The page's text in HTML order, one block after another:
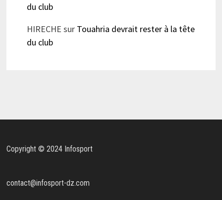
du club
HIRECHE sur Touahria devrait rester à la tête
du club
Copyright © 2024 Infosport
contact@infosport-dz.com